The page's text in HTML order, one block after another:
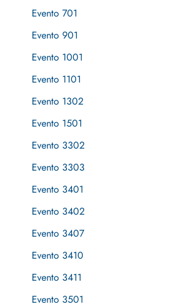
Evento 701
Evento 901
Evento 1001
Evento 1101
Evento 1302
Evento 1501
Evento 3302
Evento 3303
Evento 3401
Evento 3402
Evento 3407
Evento 3410
Evento 3411
Evento 3501